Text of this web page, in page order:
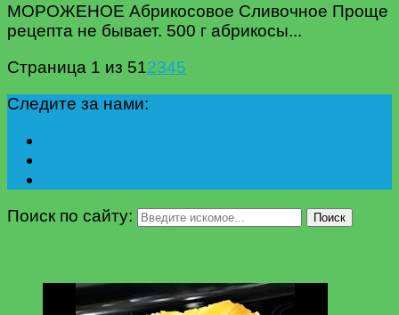
МОРОЖЕНОЕ Абрикосовое Сливочное Проще
рецепта не бывает. 500 г абрикосы...
Страница 1 из 512345
Следите за нами:
Поиск по сайту: Поиск